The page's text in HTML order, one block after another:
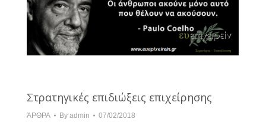
Στρατηγικές επιδιώξεις επιχείρησης
ΆΡΘΡΑ By admin 07/02/2018